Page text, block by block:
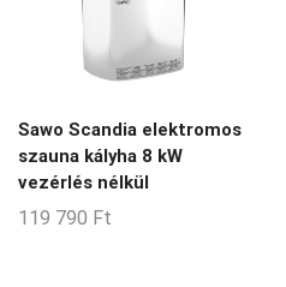
Sawo Scandia elektromos
szauna kályha 8 kW
vezérlés nélkül
119 790 Ft